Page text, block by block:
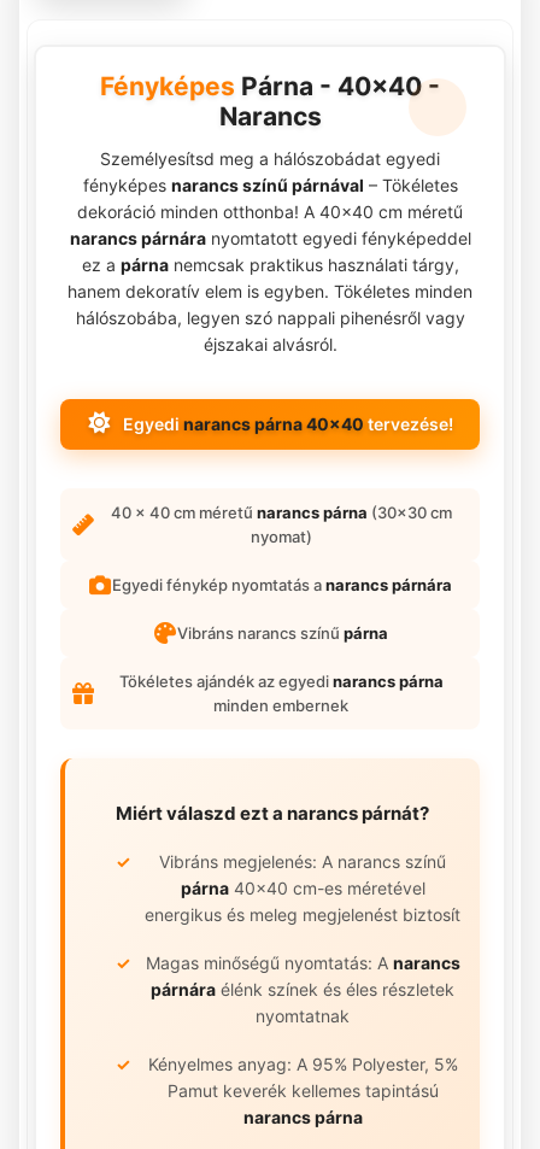
Fényképes Párna - 40x40 -
Narancs
Személyesítsd meg a hálószobádat egyedi
fényképes narancs színű párnával – Tökéletes
dekoráció minden otthonba! A 40x40 cm méretű
narancs párnáranyomtatott egyedi fényképeddel
ez a párnanemcsak praktikus használati tárgy,
hanem dekoratív elem is egyben. Tökéletes minden
hálószobába, legyen szó nappali pihenésről vagy
éjszakai alvásról.
Egyedi narancs párna 40x40 tervezése!
40 x 40 cm méretű narancs párna (30x30 cm
nyomat)
Egyedi fénykép nyomtatás anarancs párnára
Vibráns narancs színű párna
Tökéletes ajándék az egyedinarancs párna
minden embernek
Miért válaszd ezt a narancs párnát?
Vibráns megjelenés: A narancs színű
párna40x40 cm-es méretével
energikus és meleg megjelenést biztosít
Magas minőségű nyomtatás: A narancs
párnára élénk színek és éles részletek
nyomtatnak
Kényelmes anyag: A 95% Polyester, 5%
Pamut keverék kellemes tapintású
narancs párna